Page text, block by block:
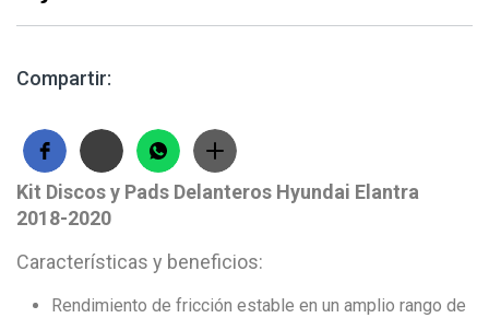
Compartir:
Kit Discos y Pads Delanteros Hyundai Elantra
2018-2020
Características y beneficios:
Rendimiento de fricción estable en un amplio rango de